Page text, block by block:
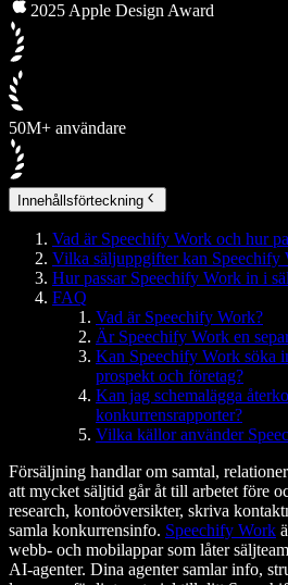
2025 Apple Design Award
50M+ användare
Innehållsförteckning
Vad är Speechify Work och hur
Vilka säljuppgifter kan Speechify
Hur passar Speechify Work in i
FAQ
Vad är Speechify Work?
Är Speechify Work en
Kan Speechify Work söka
prospekt och företag?
Kan jag schemalägga
konkurrensrapporter?
Vilka källor använder
Försäljning handlar om samtal,
att mycket säljtid går åt till arbetet före
research, kontoöversikter, skriva
samla konkurrensinfo. Speechify Work
webb- och mobilappar som låter
AI-agenter. Dina agenter samlar info,